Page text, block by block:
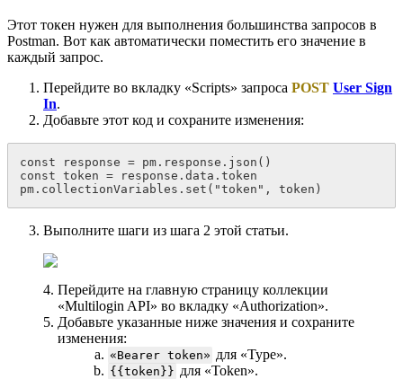
Этот токен нужен для выполнения большинства запросов в
Postman. Вот как автоматически поместить его значение в
каждый запрос.
Перейдите во вкладку «Scripts» запроса POST User Sign
In.
Добавьте этот код и сохраните изменения:
const response = pm.response.json()
const token = response.data.token
pm.collectionVariables.set("token", token)
Выполните шаги из шага 2 этой статьи.
Перейдите на главную страницу коллекции
«Multilogin API» во вкладку «Authorization».
Добавьте указанные ниже значения и сохраните
изменения:
«Bearer token» для «Type».
{{token}} для «Token».